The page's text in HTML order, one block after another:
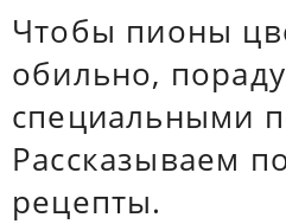
Чтобы пионы
обильно,
специальными
Рассказываем
рецепты.